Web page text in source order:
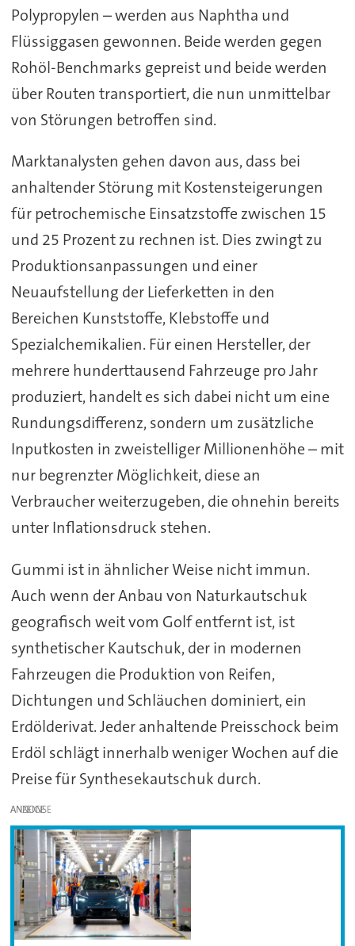
Polypropylen – werden aus Naphtha und
Flüssiggasen gewonnen. Beide werden gegen
Rohöl-Benchmarks gepreist und beide werden
über Routen transportiert, die nun unmittelbar
von Störungen betroffen sind.
Marktanalysten gehen davon aus, dass bei
anhaltender Störung mit Kostensteigerungen
für petrochemische Einsatzstoffe zwischen 15
und 25 Prozent zu rechnen ist. Dies zwingt zu
Produktionsanpassungen und einer
Neuaufstellung der Lieferketten in den
Bereichen Kunststoffe, Klebstoffe und
Spezialchemikalien. Für einen Hersteller, der
mehrere hunderttausend Fahrzeuge pro Jahr
produziert, handelt es sich dabei nicht um eine
Rundungsdifferenz, sondern um zusätzliche
Inputkosten in zweistelliger Millionenhöhe – mit
nur begrenzter Möglichkeit, diese an
Verbraucher weiterzugeben, die ohnehin bereits
unter Inflationsdruck stehen.
Gummi ist in ähnlicher Weise nicht immun.
Auch wenn der Anbau von Naturkautschuk
geografisch weit vom Golf entfernt ist, ist
synthetischer Kautschuk, der in modernen
Fahrzeugen die Produktion von Reifen,
Dichtungen und Schläuchen dominiert, ein
Erdölderivat. Jeder anhaltende Preisschock beim
Erdöl schlägt innerhalb weniger Wochen auf die
Preise für Synthesekautschuk durch.
ANZEIGE